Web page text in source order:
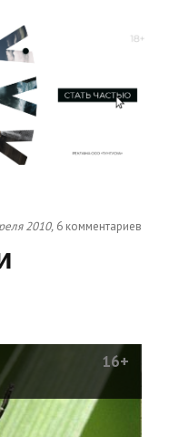
2010, 6 комментариев
16+